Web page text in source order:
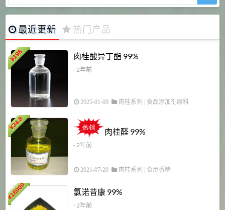
最近更新 热门产品
¥
198 肉桂酸异丁酯 99%
- 2年前
2025-01-09 肉桂系列 食品添加剂原料
¥
34.8
肉桂醛 99%
- 2年前
2021-07-20 肉桂系列 食用香精
¥
18000 氯诺昔康 99%
- 2年前